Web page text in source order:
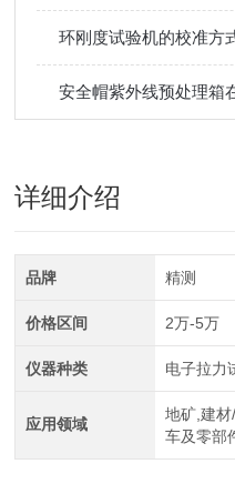
环刚度试验机的校准方
安全帽紫外线预处理箱
详细介绍
品牌 精测
价格区间 2万-5万
仪器种类 电子拉力
应用领域
地矿,建
车及零部